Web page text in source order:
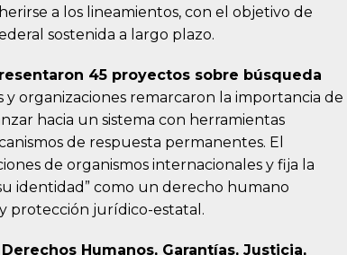
a los lineamientos, con el objetivo de
sostenida a largo plazo.
45 proyectos sobre búsqueda
y organizaciones remarcaron la importancia de
hacia un sistema con herramientas
de respuesta permanentes. El
de organismos internacionales y fija la
identidad” como un derecho humano
protección jurídico-estatal.
Humanos, Garantías, Justicia,